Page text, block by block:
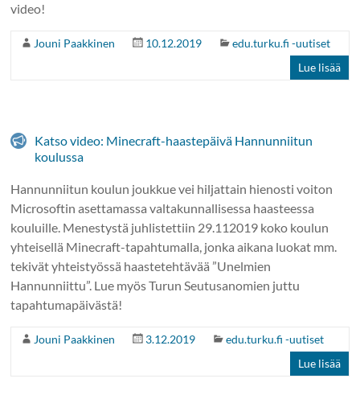
video!
Jouni Paakkinen 10.12.2019
edu.turku.fi -uutiset
Lue lisää
Katso video: Minecraft-haastepäivä Hannunniitun
koulussa
Hannunniitun koulun joukkue vei hiljattain hienosti voiton
Microsoftin asettamassa valtakunnallisessa haasteessa
kouluille. Menestystä juhlistettiin 29.112019 koko koulun
yhteisellä Minecraft-tapahtumalla, jonka aikana luokat mm.
tekivät yhteistyössä haastetehtävää ”Unelmien
Hannunniittu”. Lue myös Turun Seutusanomien juttu
tapahtumapäivästä!
Jouni Paakkinen 3.12.2019
edu.turku.fi -uutiset
Lue lisää